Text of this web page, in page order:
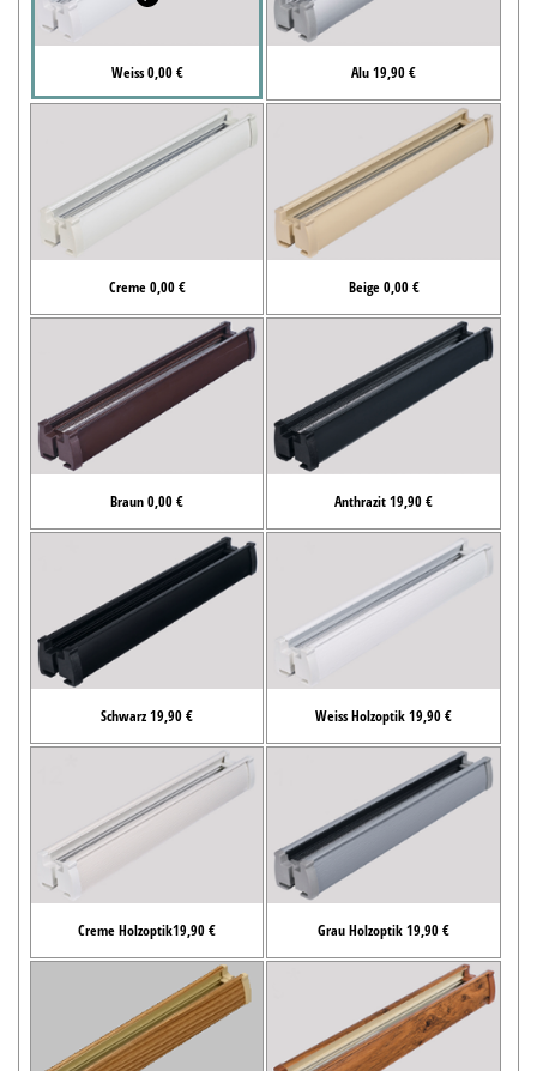
Weiss 0,00 € Alu 19,90 €
Creme 0,00 € Beige 0,00 €
Braun 0,00 € Anthrazit 19,90 €
Schwarz 19,90 € Weiss Holzoptik 19,90 €
Creme Holzoptik19,90 € Grau Holzoptik 19,90 €